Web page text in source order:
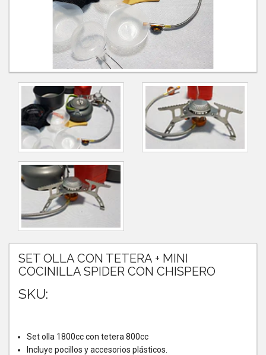
SET OLLA CON TETERA + MINI
COCINILLA SPIDER CON CHISPERO
SKU:
Set olla 1800cc con tetera 800cc
Incluye pocillos y accesorios plásticos.